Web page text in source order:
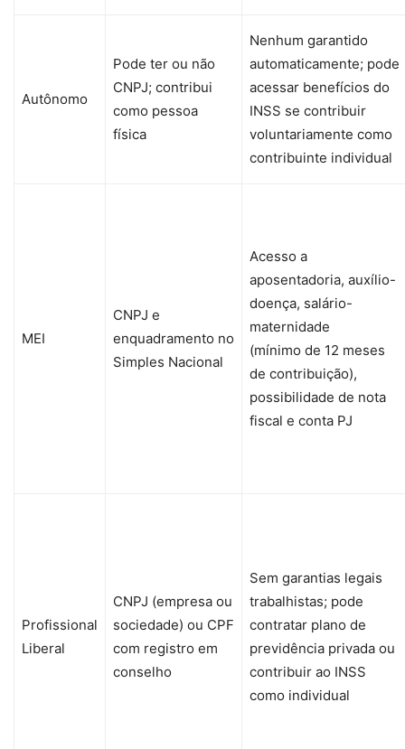
Autônomo
Pode ter ou não
CNPJ; contribui
como pessoa
física
Nenhum garantido
automaticamente; pode
acessar benefícios do
INSS se contribuir
voluntariamente como
contribuinte individual
MEI
CNPJ e
enquadramento no
Simples Nacional
Acesso a
aposentadoria, auxílio-
doença, salário-
maternidade
(mínimo de 12 meses
de contribuição),
possibilidade de nota
fiscal e conta PJ
Profissional
Liberal
CNPJ (empresa ou
sociedade) ou CPF
com registro em
conselho
Sem garantias legais
trabalhistas; pode
contratar plano de
previdência privada ou
contribuir ao INSS
como individual